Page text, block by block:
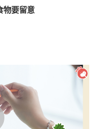
物要留意